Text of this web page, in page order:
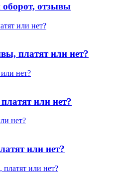
отзывы
или нет?
платят или нет?
нет?
или нет?
нет?
или нет?
или нет?